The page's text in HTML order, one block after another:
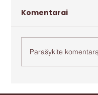
Apie
Komentarai
Parašykite